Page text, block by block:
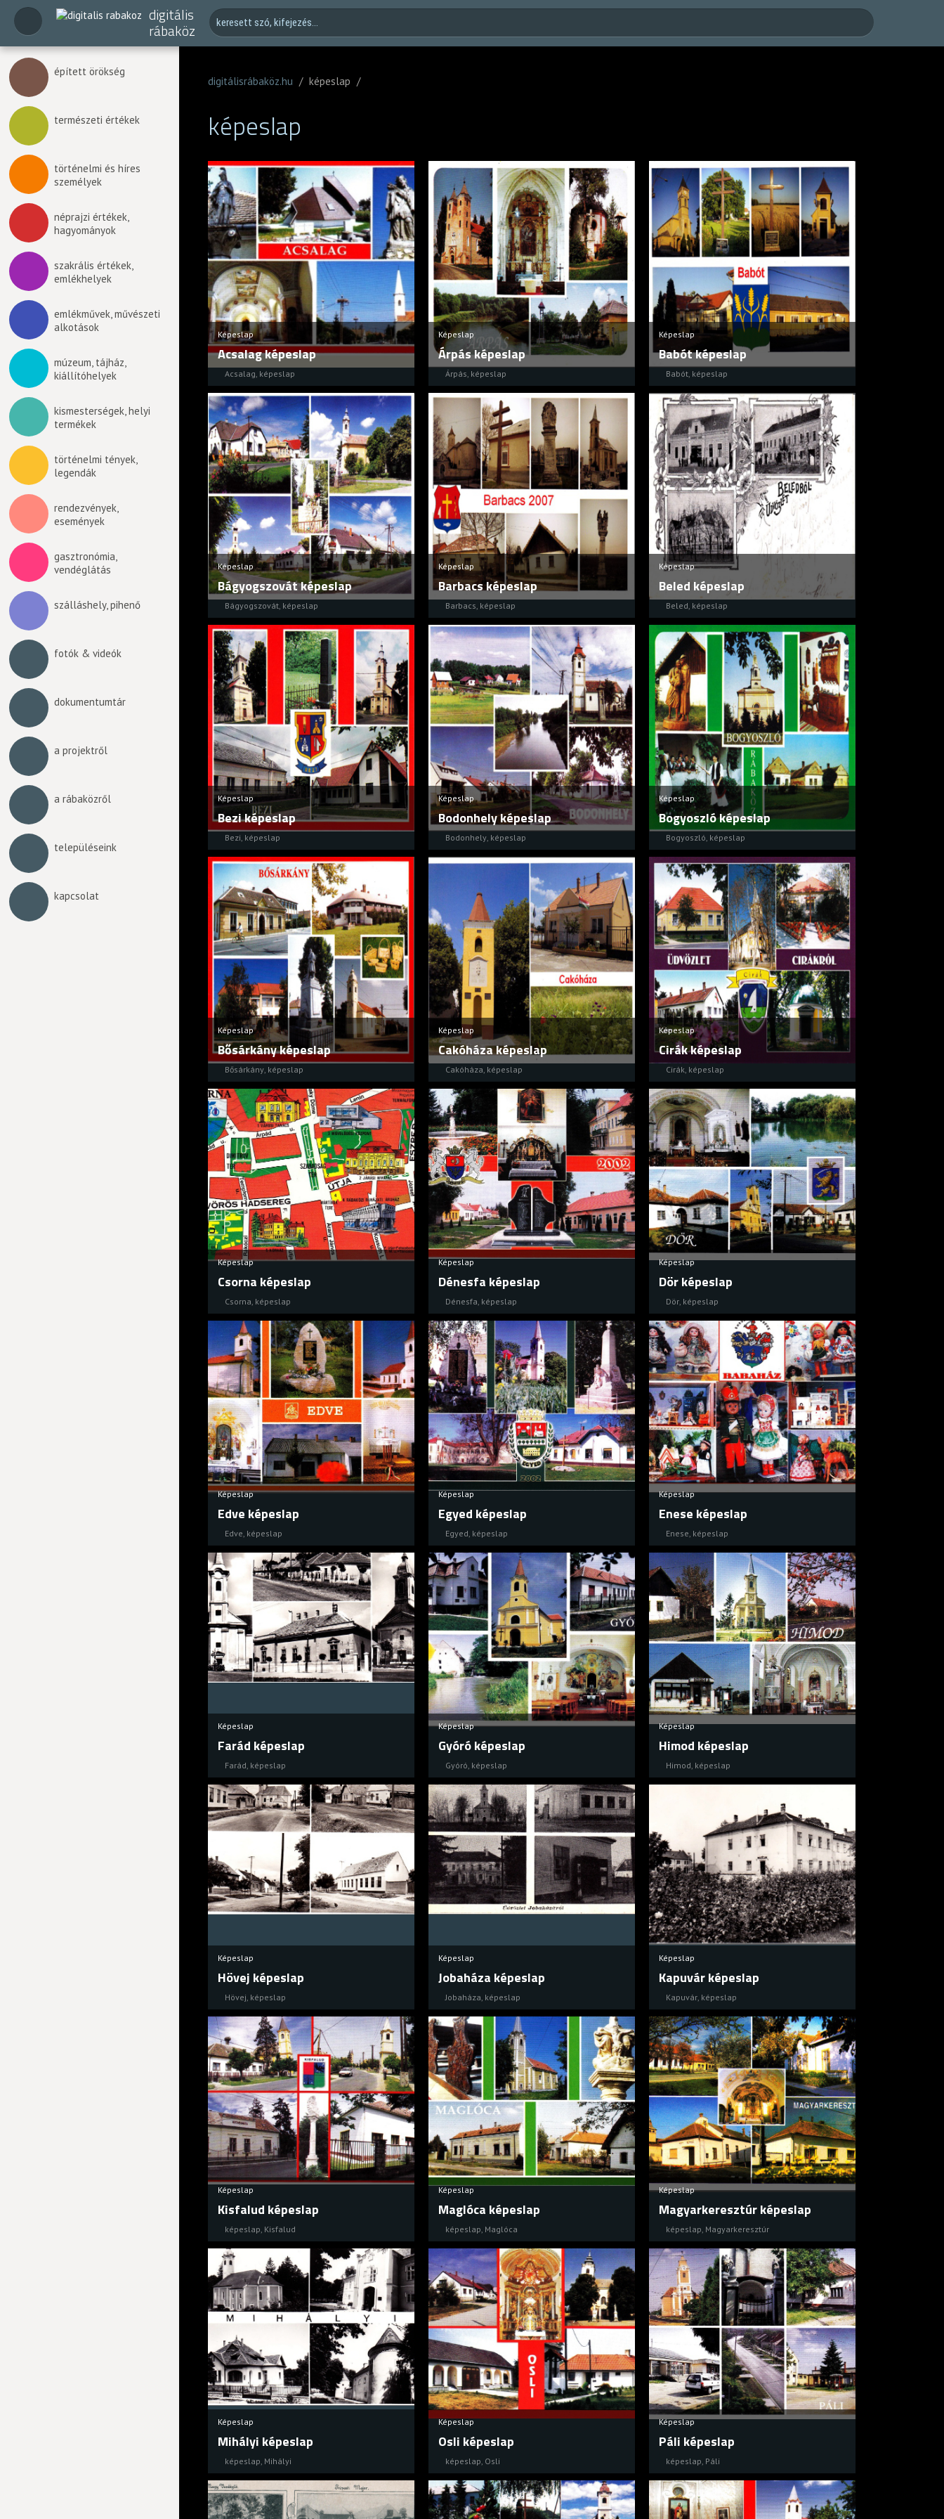
digitális
rábaköz
épített örökség
természeti értékek
történelmi és híres
személyek
néprajzi értékek,
hagyományok
szakrális értékek,
emlékhelyek
emlékművek, művészeti
alkotások
múzeum, tájház,
kiállítóhelyek
kismesterségek, helyi
termékek
történelmi tények,
legendák
rendezvények,
események
gasztronómia,
vendéglátás
szálláshely, pihenő
fotók & videók
dokumentumtár
a projektről
a rábaközről
településeink
kapcsolat
digitálisrábaköz.hu / képeslap /
képeslap
Képeslap
Acsalag képeslap
Acsalag, képeslap
Képeslap
Árpás képeslap
Árpás, képeslap
Képeslap
Babót képeslap
Babót, képeslap
Képeslap
Bágyogszovát képeslap
Bágyogszovát, képeslap
Képeslap
Barbacs képeslap
Barbacs, képeslap
Képeslap
Beled képeslap
Beled, képeslap
Képeslap
Bezi képeslap
Bezi, képeslap
Képeslap
Bodonhely képeslap
Bodonhely, képeslap
Képeslap
Bogyoszló képeslap
Bogyoszló, képeslap
Képeslap
Bősárkány képeslap
Bősárkány, képeslap
Képeslap
Cakóháza képeslap
Cakóháza, képeslap
Képeslap
Cirák képeslap
Cirák, képeslap
Képeslap
Csorna képeslap
Csorna, képeslap
Képeslap
Dénesfa képeslap
Dénesfa, képeslap
Képeslap
Dör képeslap
Dör, képeslap
Képeslap
Edve képeslap
Edve, képeslap
Képeslap
Egyed képeslap
Egyed, képeslap
Képeslap
Enese képeslap
Enese, képeslap
Képeslap
Farád képeslap
Farád, képeslap
Képeslap
Gyóró képeslap
Gyóró, képeslap
Képeslap
Himod képeslap
Himod, képeslap
Képeslap
Hövej képeslap
Hövej, képeslap
Képeslap
Jobaháza képeslap
Jobaháza, képeslap
Képeslap
Kapuvár képeslap
Kapuvár, képeslap
Képeslap
Kisfalud képeslap
képeslap, Kisfalud
Képeslap
Maglóca képeslap
képeslap, Maglóca
Képeslap
Magyarkeresztúr képeslap
képeslap, Magyarkeresztúr
Képeslap
Mihályi képeslap
képeslap, Mihályi
Képeslap
Osli képeslap
képeslap, Osli
Képeslap
Páli képeslap
képeslap, Páli